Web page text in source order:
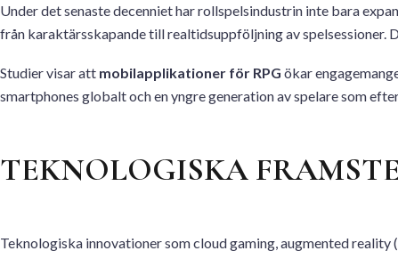
Under det senaste decenniet har rollspelsindustrin inte bara
från karaktärsskapande till realtidsuppföljning av
Studier visar att mobilapplikationer för RPG ökar
smartphones globalt och en yngre generation av spelare som
TEKNOLOGISKA
Teknologiska innovationer som cloud gaming, augmented